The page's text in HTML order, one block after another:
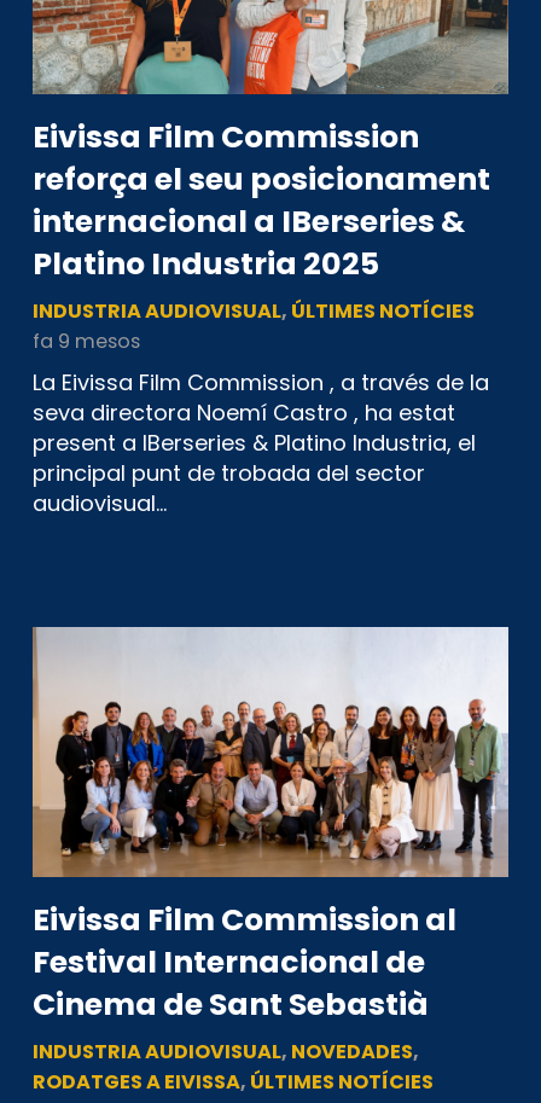
Eivissa Film Commission
reforça el seu posicionament
internacional a IBerseries &
Platino Industria 2025
INDUSTRIA AUDIOVISUAL, ÚLTIMES NOTÍCIES
fa 9 mesos
La Eivissa Film Commission , a través de la
seva directora Noemí Castro , ha estat
present a IBerseries & Platino Industria, el
principal punt de trobada del sector
audiovisual…
Eivissa Film Commission al
Festival Internacional de
Cinema de Sant Sebastià
INDUSTRIA AUDIOVISUAL, NOVEDADES,
RODATGES A EIVISSA, ÚLTIMES NOTÍCIES